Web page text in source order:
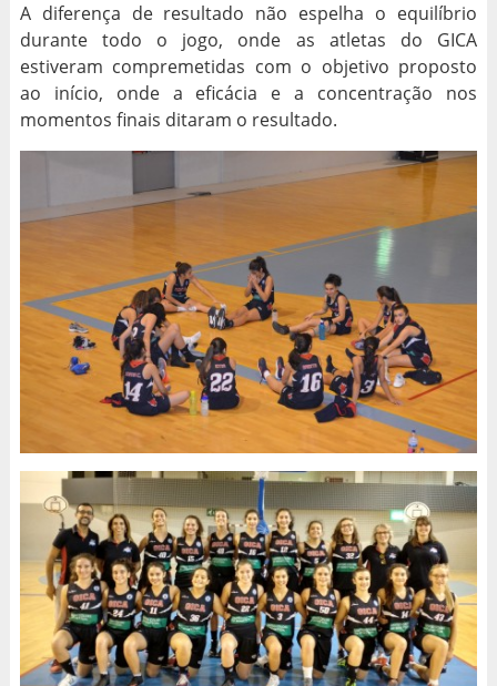
A diferença de resultado não espelha o equilíbrio
durante todo o jogo, onde as atletas do GICA
estiveram compremetidas com o objetivo proposto
ao início, onde a eficácia e a concentração nos
momentos finais ditaram o resultado.